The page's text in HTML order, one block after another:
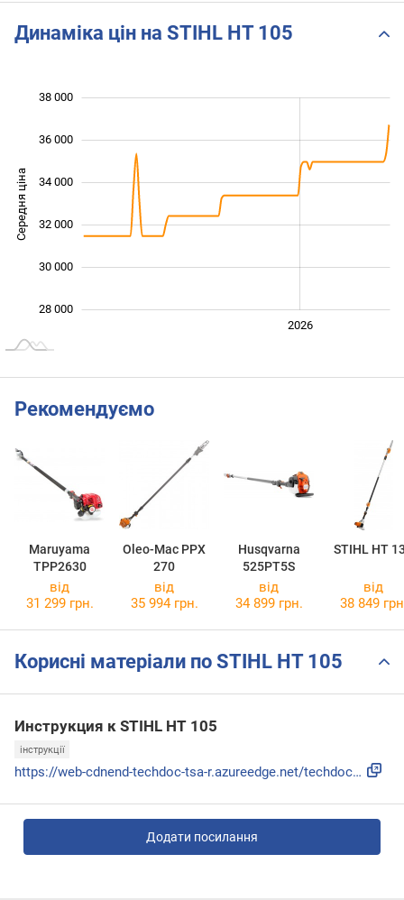
Динаміка цін на STIHL HT 105
Середня ціна
28 000
30 000
32 000
34 000
36 000
38 000
2026
Рекомендуємо
Maruyama
TPP2630
Oleo-Mac PPX
270
Husqvarna
525PT5S
STIHL HT
від
31 299 грн.
від
35 994 грн.
від
34 899 грн.
від
38 849
Корисні матеріали по STIHL HT 105
Инструкция к STIHL HT 105
інструкції
https://web-cdnend-techdoc-tsa-r.azureedge.net/techdoc-docu...
Додати посилання